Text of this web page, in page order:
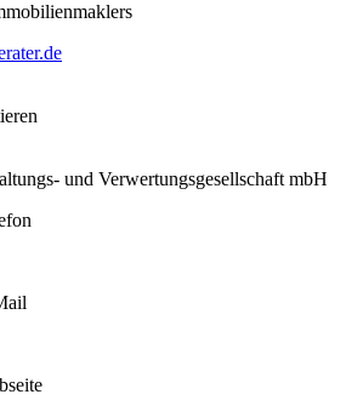
und Verwertungsgesellschaft mbH